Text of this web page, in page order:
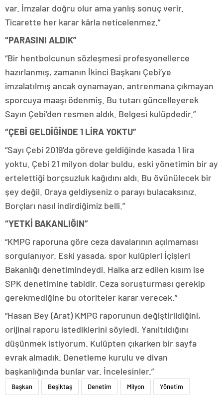
var. İmzalar doğru olur ama yanlış sonuç verir.
Ticarette her karar kârla neticelenmez.”
“PARASINI ALDIK”
“Bir hentbolcunun sözleşmesi profesyonellerce
hazırlanmış, zamanın İkinci Başkanı Çebi’ye
imzalatılmış ancak oynamayan, antrenmana çıkmayan
sporcuya maaşı ödenmiş. Bu tutarı güncelleyerek
Sayın Çebi’den resmen aldık. Belgesi kulüpdedir.”
“ÇEBİ GELDİĞİNDE 1 LİRA YOKTU”
“Sayı Çebi 2019’da göreve geldiğinde kasada 1 lira
yoktu. Çebi 21 milyon dolar buldu, eski yönetimin bir ay
ertelettiği borçsuzluk kağıdını aldı. Bu övünülecek bir
şey değil. Oraya geldiyseniz o parayı bulacaksınız.
Borçları nasıl indirdiğimiz belli.”
“YETKİ BAKANLIĞIN”
“KMPG raporuna göre ceza davalarının açılmaması
sorgulanıyor. Eski yasada, spor kulüpleri İçişleri
Bakanlığı denetimindeydi. Halka arz edilen kısım ise
SPK denetimine tabidir. Ceza soruşturması gerekip
gerekmediğine bu otoriteler karar verecek.”
“Hasan Bey (Arat) KMPG raporunun değiştirildiğini,
orijinal raporu istediklerini söyledi. Yanıltıldığını
düşünmek istiyorum. Kulüpten çıkarken bir sayfa
evrak almadık. Denetleme kurulu ve divan
başkanlığında bunlar var. İncelesinler.”
Başkan Beşiktaş Denetim Milyon Yönetim